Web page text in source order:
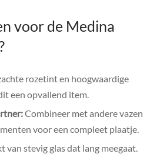
voor de Medina
rozetint en hoogwaardige
een opvallend item.
Combineer met andere vazen
voor een compleet plaatje.
van stevig glas dat lang meegaat.